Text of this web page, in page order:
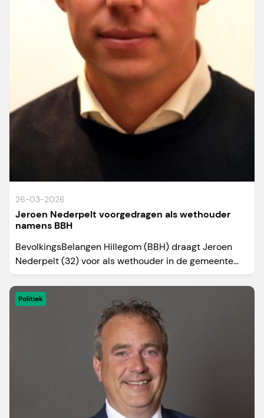
26-03-2026
Jeroen Nederpelt voorgedragen als wethouder
namens BBH
BevolkingsBelangen Hillegom (BBH) draagt Jeroen
Nederpelt (32) voor als wethouder in de gemeente...
Politiek